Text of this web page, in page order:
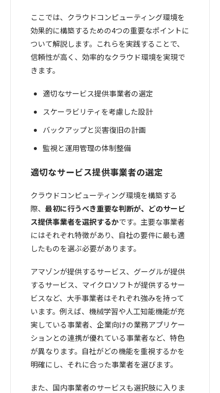
ここでは、クラウドコンピューティング環境を
効果的に構築するための4つの重要なポイントに
ついて解説します。これらを実践することで、
信頼性が高く、効率的なクラウド環境を実現で
きます。
適切なサービス提供事業者の選定
スケーラビリティを考慮した設計
バックアップと災害復旧の計画
監視と運用管理の体制整備
適切なサービス提供事業者の選定
クラウドコンピューティング環境を構築する
際、最初に行うべき重要な判断が、どのサービ
ス提供事業者を選択するかです。主要な事業者
にはそれぞれ特徴があり、自社の要件に最も適
したものを選ぶ必要があります。
アマゾンが提供するサービス、グーグルが提供
するサービス、マイクロソフトが提供するサー
ビスなど、大手事業者はそれぞれ強みを持って
います。例えば、機械学習や人工知能機能が充
実している事業者、企業向けの業務アプリケー
ションとの連携が優れている事業者など、特色
が異なります。自社がどの機能を重視するかを
明確にし、それに合った事業者を選びます。
また、国内事業者のサービスも選択肢に入りま